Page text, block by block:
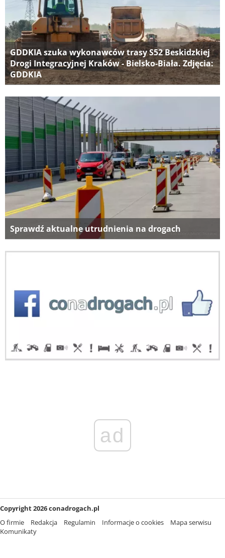
GDDKIA szuka wykonawców trasy S52 Beskidzkiej
Drogi Integracyjnej Kraków - Bielsko-Biała. Zdjęcia:
GDDKIA
Sprawdź aktualne utrudnienia na drogach
ad
Copyright 2026 conadrogach.pl
O firmie
Redakcja Regulamin Informacje o cookies
Mapa serwisu
Komunikaty